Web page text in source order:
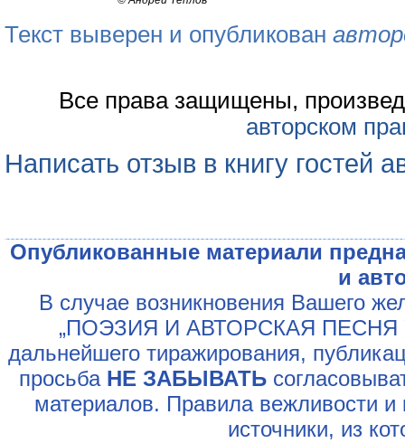
Текст выверен и опубликован
Все права защищены,
авторском
Написать отзыв в книгу гостей
Опубликованные материали
и
В случае возникновения Вашего
„ПОЭЗИЯ И АВТОРСКАЯ ПЕСНЯ
дальнейшего тиражирования,
просьба НЕ ЗАБЫВАТЬ
материалов. Правила вежливости и
источники, из